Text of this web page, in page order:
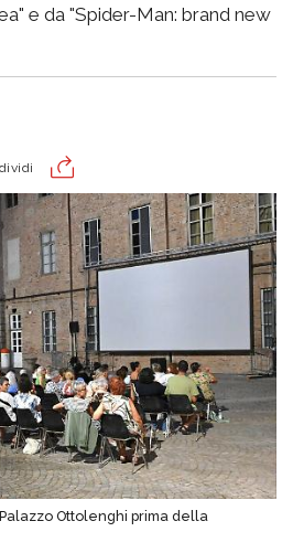
e da "Spider-Man: brand new
Ottolenghi prima della